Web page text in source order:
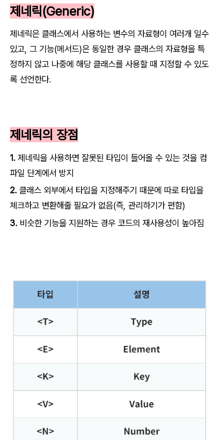
제네릭(Generic)
제네릭은 클래스에서 사용하는 변수의 자료형이 여러개 일수
있고, 그 기능(메서드)은 동일한 경우 클래스의 자료형을 특
정하지 않고 나중에 해당 클래스를 사용할 때 지정할 수 있도
록 선언한다.
제네릭의 장점
1. 제네릭을 사용하면 잘못된 타입이 들어올 수 있는 것을 컴
파일 단계에서 방지
2. 클래스 외부에서 타입을 지정해주기 때문에 따로 타입을
체크하고 변환해줄 필요가 없음(즉, 관리하기가 편함)
3. 비슷한 기능을 지원하는 경우 코드의 재사용성이 높아짐